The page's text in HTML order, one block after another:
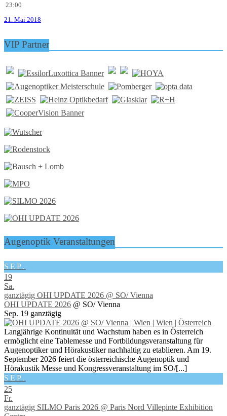
23:00
21. Mai 2018
VIP Partner
Augenoptik Veranstaltungen
SEP.
19
Sa.
ganztägig OHI UPDATE 2026 @ SO/ Vienna
OHI UPDATE 2026 @ SO/ Vienna
Sep. 19 ganztägig
Langjährige Kontinuität und Wachstum haben es in Österreich
ermöglicht eine Tablemesse und Fortbildungsveranstaltung für
Augenoptiker und Hörakustiker nachhaltig zu etablieren. Am 19.
September 2026 feiert die österreichische Augenoptik und
Hörakustik Messe und Kongressveranstaltung im SO/[...]
SEP.
25
Fr.
ganztägig SILMO Paris 2026 @ Paris Nord Villepinte Exhibition